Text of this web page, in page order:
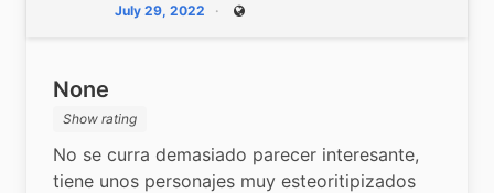
July 29, 2022 Public
None
Show rating
No se curra demasiado parecer interesante,
tiene unos personajes muy esteoritipizados